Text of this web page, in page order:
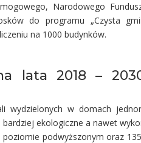
Narodowego
do programu „Czysta
na 1000 budynków.
lata 2018 –
wydzielonych w domach
ekologiczne a nawet
podwyższonym oraz